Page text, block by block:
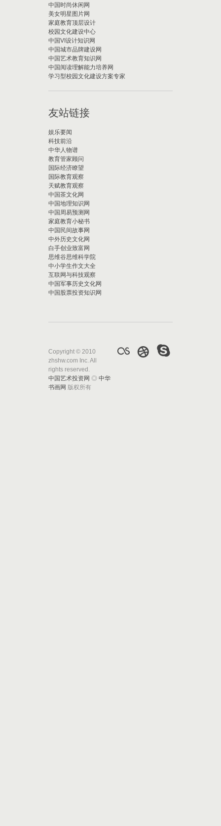
中国时尚休闲网
美女明星图片网
家庭教育顶层设计
校园文化建设中心
中国VI设计知识网
中国城市品牌建设网
中国艺术教育知识网
中国阅读理解能力培养网
学习型校园文化建设方案专家
友站链接
娱乐要闻
科技前沿
中华人物谱
教育管家顾问
国际经济瞭望
国际教育观察
天赋教育观察
中国茶文化网
中国地理知识网
中国周易预测网
家庭教育小秘书
中国民间故事网
中外历史文化网
白手创业致富网
思维谷思维科学院
中小学生作文大全
互联网与科技观察
中国军事历史文化网
中国股票投资知识网
Copyright © 2010
zhshw.com Inc. All
rights reserved.
中国艺术投资网 ◎ 中华
书画网 版权所有